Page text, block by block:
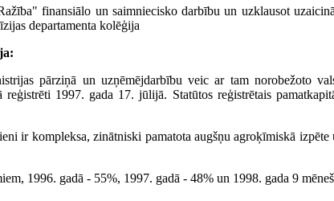
finansiālo un saimniecisko darbību un uzklausot
departamenta kolēģija
pārziņā un uzņēmējdarbību veic ar tam norobežoto
1997. gada 17. jūlijā. Statūtos reģistrētais
ir kompleksa, zinātniski pamatota augšņu agroķīmiskā izpēte
1996. gadā - 55%, 1997. gadā - 48% un 1998. gada 9